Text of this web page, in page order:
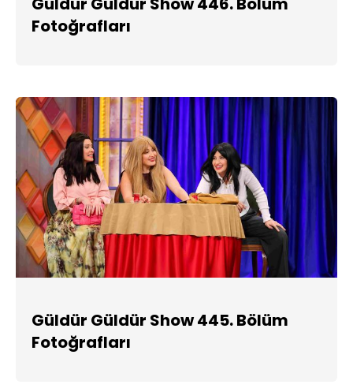
Fotoğrafları
Güldür Güldür Show 445. Bölüm
Fotoğrafları